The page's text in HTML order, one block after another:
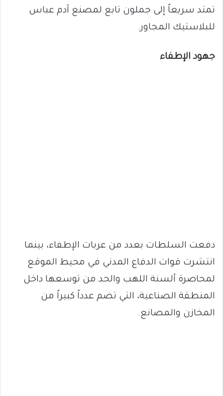
تمتد سريعاً إلى جملون تابع لمصنع آدم عباس
للبلاستيك المجاور.
جهود الإطفاء
دفعت السلطات بعدد من عربات الإطفاء، بينما
انتشرت قوات الدفاع المدني في محيط الموقع
لمحاصرة ألسنة اللهب والحد من توسعها داخل
المنطقة الصناعية، التي تضم عدداً كبيراً من
المخازن والمصانع.